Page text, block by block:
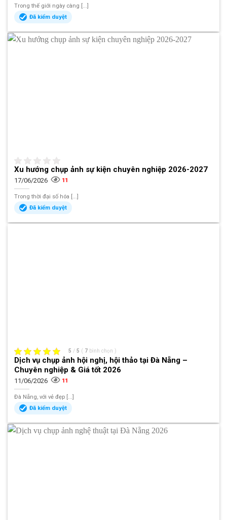
Trong thế giới ngày càng [...]
Đã kiểm duyệt
Xu hướng chụp ảnh sự kiện chuyên nghiệp 2026-2027
17/06/2026 11
Trong thời đại số hóa [...]
Đã kiểm duyệt
5 / 5 ( 7 bình chọn )
Dịch vụ chụp ảnh hội nghị, hội thảo tại Đà Nẵng –
Chuyên nghiệp & Giá tốt 2026
11/06/2026 11
Đà Nẵng, với vẻ đẹp [...]
Đã kiểm duyệt